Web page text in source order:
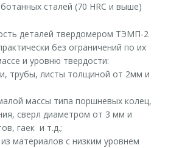
сталей (70 HRС и выше)
деталей твердомером ТЭМП-2
без ограничений по их
и уровню твердости:
трубы, листы толщиной от 2мм и
массы типа поршневых колец,
сверл диаметром от 3 мм и
гаек и т.д.;
материалов с низким уровнем